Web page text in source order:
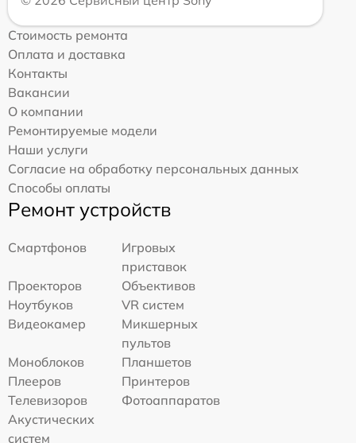
Стоимость ремонта
Оплата и доставка
Контакты
Вакансии
О компании
Ремонтируемые модели
Наши услуги
Согласие на обработку персональных данных
Способы оплаты
Ремонт устройств
Смартфонов
Игровых
приставок
Проекторов
Объективов
Ноутбуков
VR систем
Видеокамер
Микшерных
пультов
Моноблоков
Планшетов
Плееров
Принтеров
Телевизоров
Фотоаппаратов
Акустических
систем